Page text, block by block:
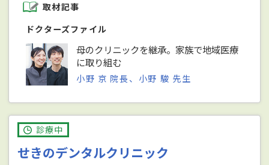
取材記事
ドクターズファイル
母のクリニックを継承。家族で地域医療
に取り組む
小野 京 院長、小野 駿 先生
診療中
せきのデンタルクリニック